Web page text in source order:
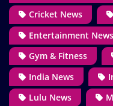
Cricket News
Entertainment News
Gym & Fitness
India News
Lulu News